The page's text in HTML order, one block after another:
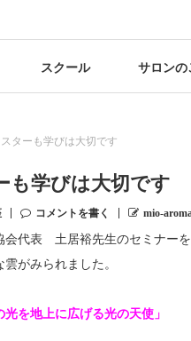
スクール サロンの
ターも学びは大切です
も学びは大切です
コメントを書く mio-
会代表 土居裕先生のセミナー
がみられました。
を地上に広げる光の天使」